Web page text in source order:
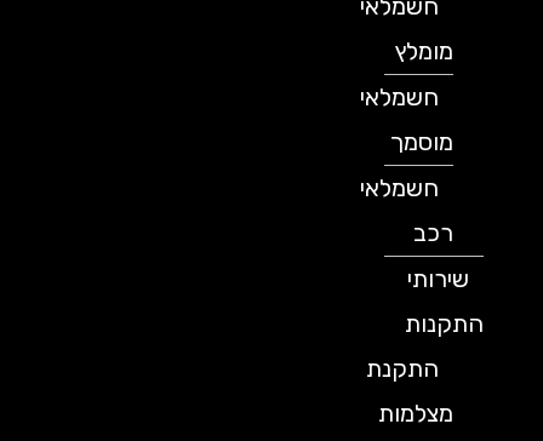
חשמלאי
מומלץ
חשמלאי
מוסמך
חשמלאי
שירותי
התקנות
התקנת
מצלמות